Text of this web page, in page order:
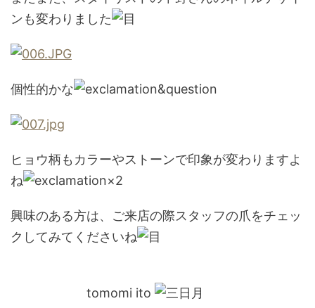
ンも変わりました
個性的かな
ヒョウ柄もカラーやストーンで印象が変わりますよ
ね
興味のある方は、ご来店の際スタッフの爪をチェッ
クしてみてくださいね
tomomi ito